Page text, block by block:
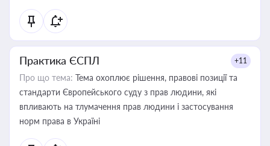
Практика ЄСПЛ +11
Про що тема: Тема охоплює рішення, правові позиції та
стандарти Європейського суду з прав людини, які
впливають на тлумачення прав людини і застосування
норм права в Україні